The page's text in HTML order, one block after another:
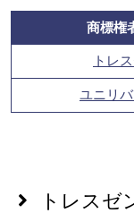
商標権
トレ
ユニリ
トレスゼ